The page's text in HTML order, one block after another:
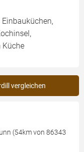
Küche
vergleichen
(54km von 86343